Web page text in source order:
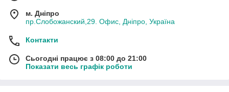
м. Дніпро
пр.Слобожанский,29. Офис, Дніпро, Україна
Контакти
Сьогодні працює з 08:00 до 21:00
Показати весь графік роботи